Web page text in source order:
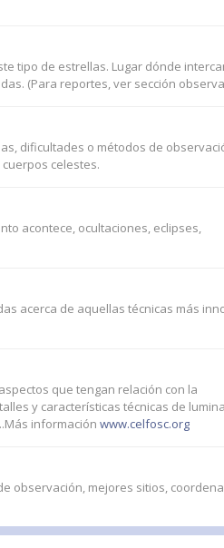
tipo de estrellas. Lugar dónde
(Para reportes, ver sección
dificultades o métodos de
celestes.
acontece, ocultaciones, eclipses,
acerca de aquellas técnicas más
que tengan relación con la
y características técnicas de
información www.celfosc.org
observación, mejores sitios,